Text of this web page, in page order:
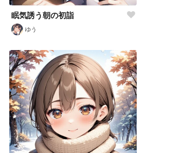
眠気誘う朝の初詣
ゆう